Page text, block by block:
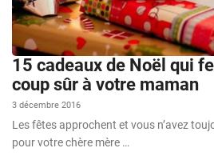
15 cadeaux de Noël qui
coup sûr à votre maman
3 décembre 2016
Les fêtes approchent et vous n’avez
pour votre chère mère …